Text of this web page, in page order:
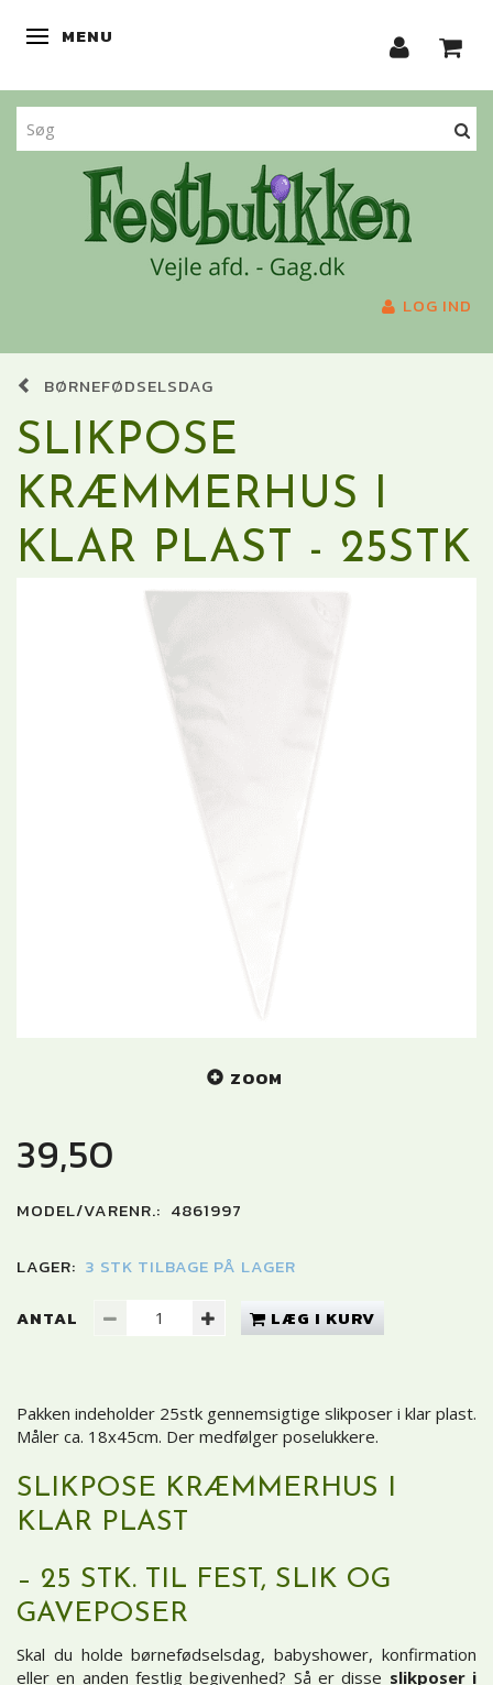
SKIFTE NAVIGATION
MENU
LOG IND
BØRNEFØDSELSDAG
SLIKPOSE
KRÆMMERHUS I
KLAR PLAST - 25STK
ZOOM
39,50
MODEL/VARENR.: 4861997
LAGER: 3 STK TILBAGE PÅ LAGER
ANTAL LÆG I KURV
Pakken indeholder 25stk gennemsigtige slikposer i klar plast.
Måler ca. 18x45cm. Der medfølger poselukkere.
SLIKPOSE KRÆMMERHUS I
KLAR PLAST
– 25 STK. TIL FEST, SLIK OG
GAVEPOSER
Skal du holde børnefødselsdag, babyshower, konfirmation
eller en anden festlig begivenhed? Så er disse slikposer i